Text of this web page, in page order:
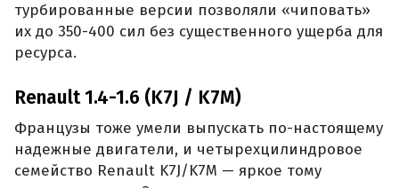
турбированные версии позволяли «чиповать»
их до 350-400 сил без существенного ущерба для
ресурса.
Renault 1.4-1.6 (K7J / K7M)
Французы тоже умели выпускать по-настоящему
надежные двигатели, и четырехцилиндровое
семейство Renault K7J/K7M — яркое тому